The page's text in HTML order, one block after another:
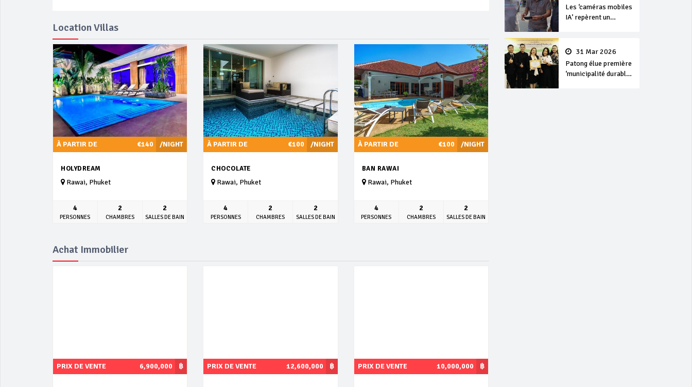
Les ‘caméras mobiles
IA’ repèrent un
séjour31 Mar 2026
Patong élue première
‘municipalité durable’
Location Villas
/NIGHT
À PARTIR DE €140
HOLYDREAM
Rawai, Phuket
4
PERSONNES
2
CHAMBRES
2
SALLES DE BAIN
/NIGHT
À PARTIR DE €100
CHOCOLATE
Rawai, Phuket
4
PERSONNES
2
CHAMBRES
2
SALLES DE BAIN
/NIGHT
À PARTIR DE €100
BAN RAWAI
Rawai, Phuket
4
PERSONNES
2
CHAMBRES
2
SALLES DE BAIN
Achat Immobilier
฿
PRIX DE VENTE 6,900,000 ฿
PRIX DE VENTE 12,600,000 ฿
PRIX DE VENTE 10,000,000